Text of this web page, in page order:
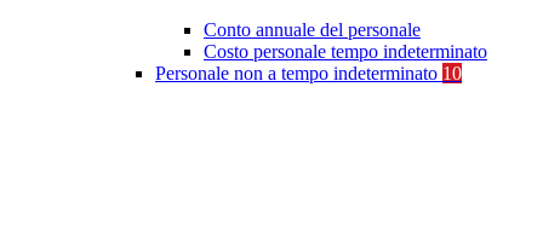
Conto annuale del personale
Costo personale tempo indeterminato
Personale non a tempo indeterminato 10